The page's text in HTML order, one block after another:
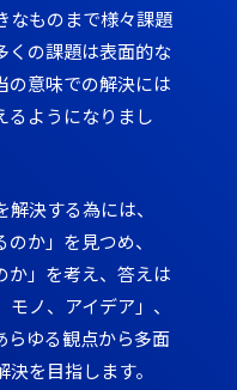
なものまで様々課題
くの課題は表面的な
の意味での解決には
るようになりまし
決する為には、
か」を見つめ、
か」を考え、答えは
ノ、アイデア」、
らゆる観点から多面
を目指します。